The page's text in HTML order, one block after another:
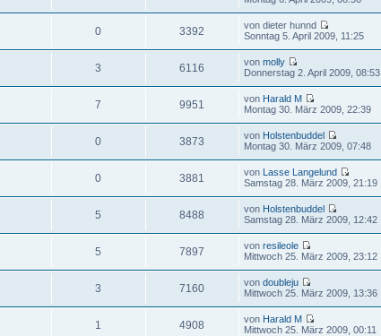
0 3392
von dieter hunnd
Sonntag 5. April 2009, 11:25
3 6116 vonmolly
Donnerstag 2. April 2009, 08:53
7 9951 von Harald M
Montag 30. März 2009, 22:39
0 3873 von Holstenbuddel
Montag 30. März 2009, 07:48
0 3881 von Lasse Langelund
Samstag 28. März 2009, 21:19
5 8488 von Holstenbuddel
Samstag 28. März 2009, 12:42
5 7897 vonresileole
Mittwoch 25. März 2009, 23:12
3 7160 vondoubleju
Mittwoch 25. März 2009, 13:36
1 4908 von Harald M
Mittwoch 25. März 2009, 00:11